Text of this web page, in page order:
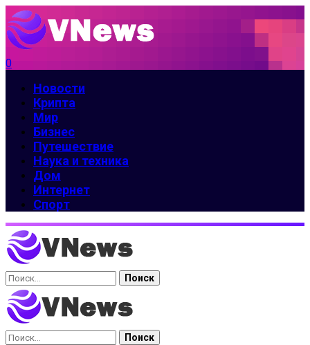
0
Новости
Крипта
Мир
Бизнес
Путешествие
Наука и техника
Дом
Интернет
Спорт
Найти:
Найти: